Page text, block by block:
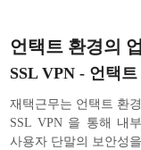
언택트 환경의
SSL VPN - 언택
재택근무는 언택트 환
SSL VPN 을 통해 내
사용자 단말의 보안성